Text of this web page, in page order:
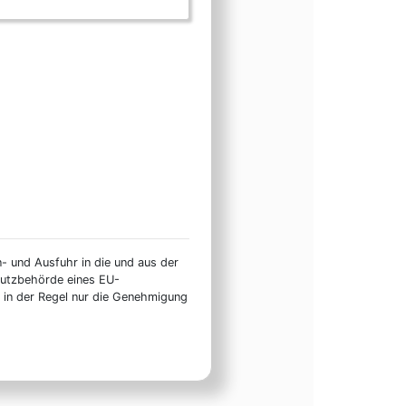
und Ausfuhr in die und aus der
eines EU-
der Regel nur die Genehmigung